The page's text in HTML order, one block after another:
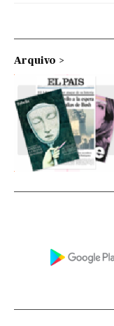
Arquivo